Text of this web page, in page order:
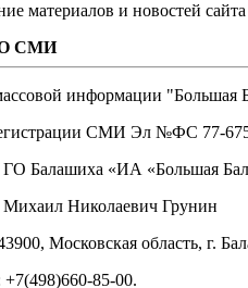
материалов и новостей
СМИ
информации "Большая
СМИ Эл №ФС ‎77-
Балашиха «ИА «Большая
Михаил Николаевич Грунин
Московская область, г.
85-00.